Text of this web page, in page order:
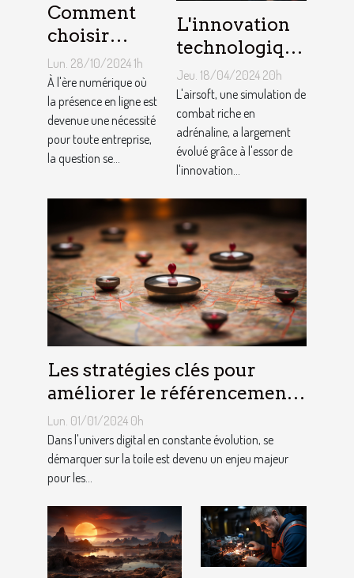
Comment
choisir
entre une
boutique en
ligne et un
site vitrine
pour votre
activité ?
Lun. 28/10/2024 1h
À l'ère numérique où
la présence en ligne est
devenue une nécessité
pour toute entreprise,
la question se...
L'innovation
technologique
dans les
équipements
d'airsoft et son
impact sur le
jeu
Jeu. 18/04/2024 20h
L'airsoft, une simulation de
combat riche en
adrénaline, a largement
évolué grâce à l'essor de
l'innovation...
Les stratégies clés pour
améliorer le référencement
naturel de votre site internet
à Bruxelles
Lun. 01/01/2024 0h
Dans l'univers digital en constante évolution, se
démarquer sur la toile est devenu un enjeu majeur
pour les...